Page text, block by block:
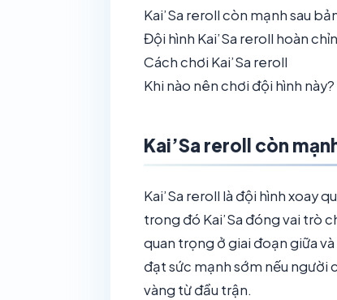
Kai’Sa reroll còn mạnh sau
Đội hình Kai’Sa reroll hoàn
Cách chơi Kai’Sa reroll
Khi nào nên chơi đội hình này?
Kai’Sa reroll còn
Kai’Sa reroll là đội hình xoay
trong đó Kai’Sa đóng vai trò
quan trọng ở giai đoạn giữa
đạt sức mạnh sớm nếu người
vàng từ đầu trận.